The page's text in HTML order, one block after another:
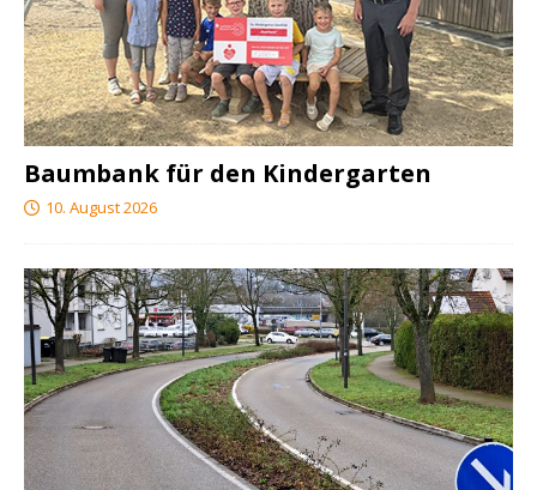
Baumbank für den Kindergarten
10. August 2026